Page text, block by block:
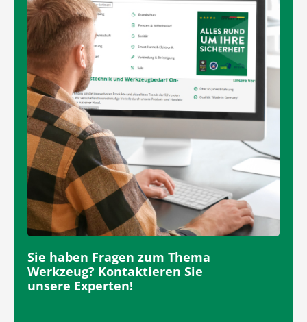
Sie haben Fragen zum Thema
Werkzeug? Kontaktieren Sie
unsere Experten!